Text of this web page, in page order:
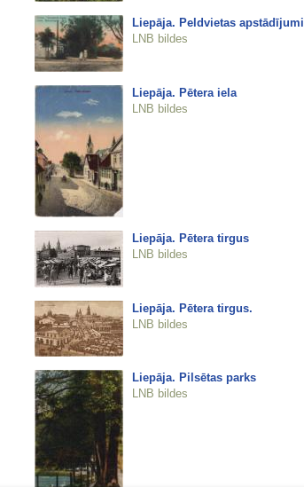
Liepāja. Peldvietas apstādījumi
LNB bildes
Liepāja. Pētera iela
LNB bildes
Liepāja. Pētera tirgus
LNB bildes
Liepāja. Pētera tirgus.
LNB bildes
Liepāja. Pilsētas parks
LNB bildes